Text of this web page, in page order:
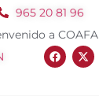
965 20 81 96
a COAFA